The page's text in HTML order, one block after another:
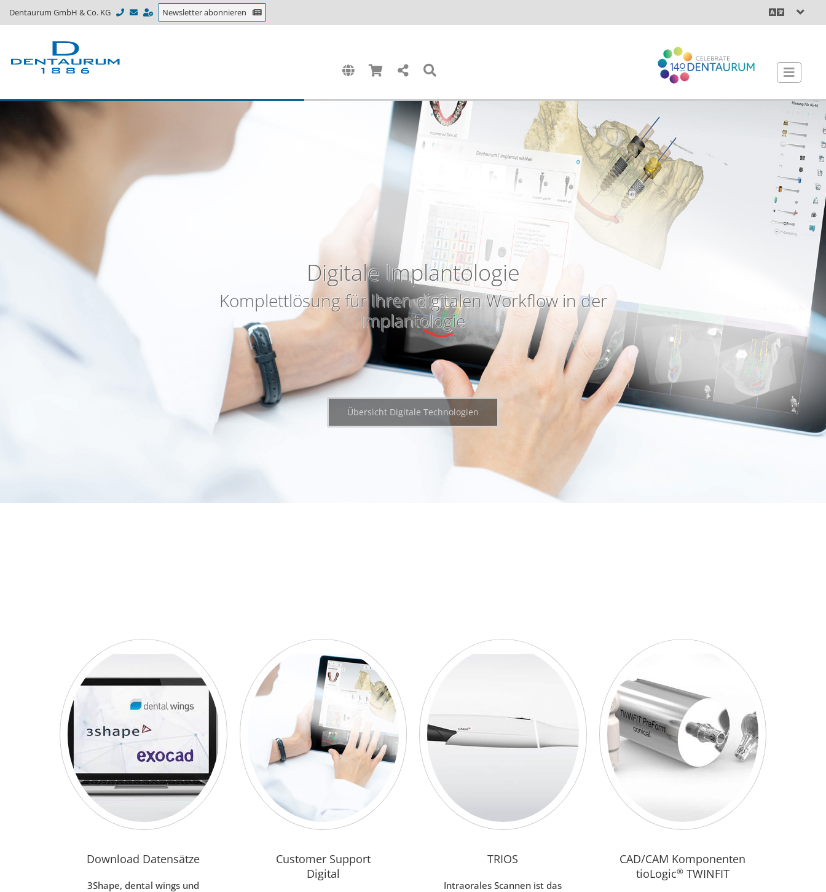
Dentaurum GmbH & Co. KG Newsletter abonnieren
Digitale Implantologie
Komplettlösung für Ihren digitalen Workflow in der
Implantologie
Übersicht Digitale Technologien
Download Datensätze
3Shape, dental wings und
Customer Support
Digital
TRIOS
Intraorales Scannen ist das
CAD/CAM Komponenten
tioLogic®TWINFIT